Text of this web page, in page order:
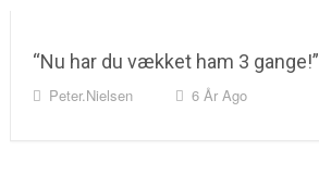
“Nu har du vækket ham 3 gange!”
Peter.nielsen 6 År Ago